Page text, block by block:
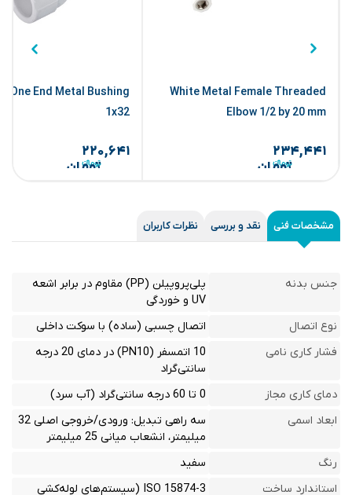
White Metal Female Threaded
Elbow 1/2 by 20 mm
۲۳۴,۴۴۱
تومان
One End Metal Bushing
1x32
۲۲۰,۶۴۱
تومان
مشخصات فنی نقد و بررسی نظرات کاربران
جنس بدنه
پلی‌پروپیلن (PP) مقاوم در برابر اشعه
UV و خوردگی
نوع اتصال
اتصال چسبی (ساده) با سوکت داخلی
فشار کاری نامی
10 اتمسفر (PN10) در دمای 20 درجه
سانتی‌گراد
دمای کاری مجاز
0 تا 60 درجه سانتی‌گراد (آب سرد)
ابعاد اسمی
سه راهی تبدیل: ورودی/خروجی اصلی 32
میلیمتر، انشعاب میانی 25 میلیمتر
رنگ
سفید
استاندارد ساخت
ISO 15874-3 (سیستم‌های لوله‌کشی